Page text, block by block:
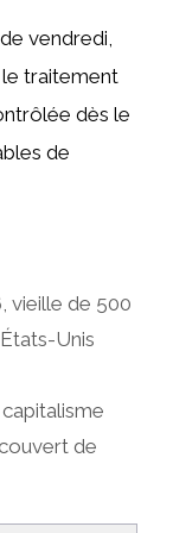
vendredi,
traitement
dès le
de
vieille de 500
Unis
de